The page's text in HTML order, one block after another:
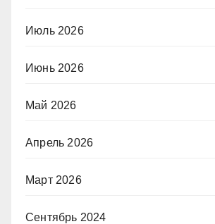
Июль 2026
Июнь 2026
Май 2026
Апрель 2026
Март 2026
Сентябрь 2024